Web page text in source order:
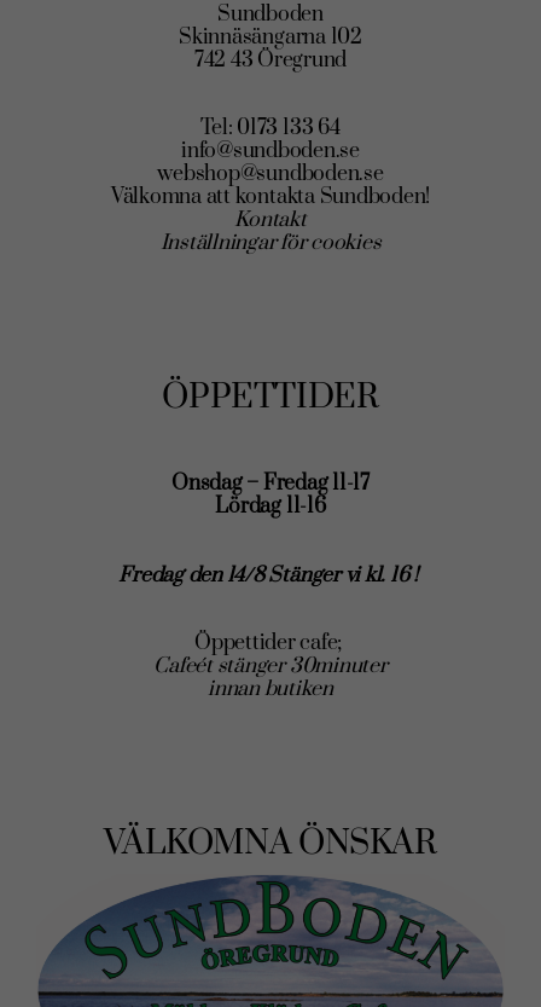
Sundboden
Skinnäsängarna 102
742 43 Öregrund
Tel: 0173 133 64
info@sundboden.se
webshop@sundboden.se
Välkomna att kontakta Sundboden!
Kontakt
Inställningar för cookies
ÖPPETTIDER
Onsdag – Fredag 11-17
Lördag 11-16
Fredag den 14/8 Stänger vi kl. 16 !
Öppettider cafe;
Cafeét stänger 30minuter
innan butiken
VÄLKOMNA ÖNSKAR